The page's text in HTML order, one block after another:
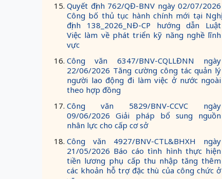
Quyết định 762/QĐ-BNV ngày 02/07/2026
Công bố thủ tục hành chính mới tại Nghị
định 138_2026_NĐ-CP hướng dẫn Luật
Việc làm về phát triển kỹ năng nghề lĩnh
vực
Công văn 6347/BNV-CQLLĐNN ngày
22/06/2026 Tăng cường công tác quản lý
người lao động đi làm việc ở nước ngoài
theo hợp đồng
Công văn 5829/BNV-CCVC ngày
09/06/2026 Giải pháp bổ sung nguồn
nhân lực cho cấp cơ sở
Công văn 4927/BNV-CTL&BHXH ngày
21/05/2026 Báo cáo tình hình thực hiện
tiền lương phụ cấp thu nhập tăng thêm
các khoản hỗ trợ đặc thù của công chức ở